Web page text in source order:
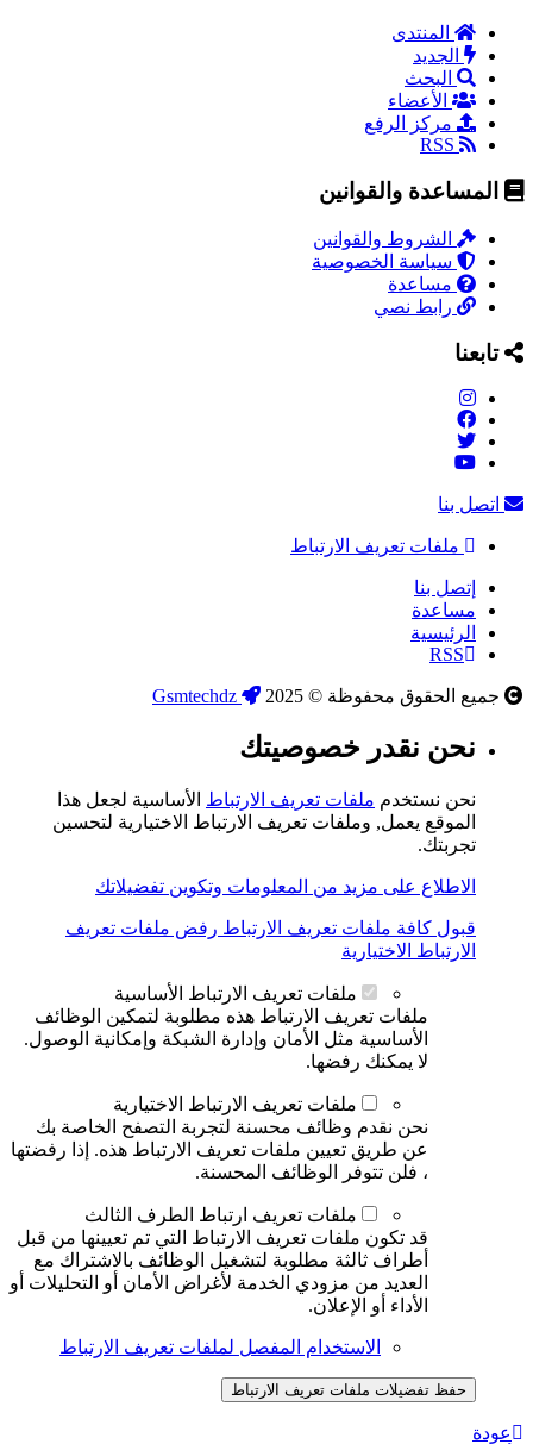
المنتدى
الجديد
البحث
الأعضاء
مركز الرفع
المساعدة والقوانين
الشروط والقوانين
سياسة الخصوصية
مساعدة
رابط نصي
تابعنا
اتصل بنا
ملفات تعريف الارتباط
إتصل بنا
مساعدة
الرئيسية
RSS
جميع الحقوق محفوظة © 2025
نحن نقدر خصوصيتك
نحن نستخدم ملفات تعريف الارتباط الأساسية لجعل هذا
الموقع يعمل, وملفات تعريف الارتباط الاختيارية لتحسين
تجربتك.
الاطلاع على مزيد من المعلومات وتكوين تفضيلاتك
قبول كافة ملفات تعريف الارتباط رفض ملفات تعريف
الارتباط الاختيارية
ملفات تعريف الارتباط الأساسية
ملفات تعريف الارتباط هذه مطلوبة لتمكين الوظائف
الأساسية مثل الأمان وإدارة الشبكة وإمكانية الوصول.
لا يمكنك رفضها.
ملفات تعريف الارتباط الاختيارية
نحن نقدم وظائف محسنة لتجربة التصفح الخاصة بك
عن طريق تعيين ملفات تعريف الارتباط هذه. إذا رفضتها
، فلن تتوفر الوظائف المحسنة.
ملفات تعريف ارتباط الطرف الثالث
قد تكون ملفات تعريف الارتباط التي تم تعيينها من قبل
أطراف ثالثة مطلوبة لتشغيل الوظائف بالاشتراك مع
العديد من مزودي الخدمة لأغراض الأمان أو التحليلات أو
الأداء أو الإعلان.
الاستخدام المفصل لملفات تعريف الارتباط
حفظ تفضيلات ملفات تعريف الارتباط
عودة